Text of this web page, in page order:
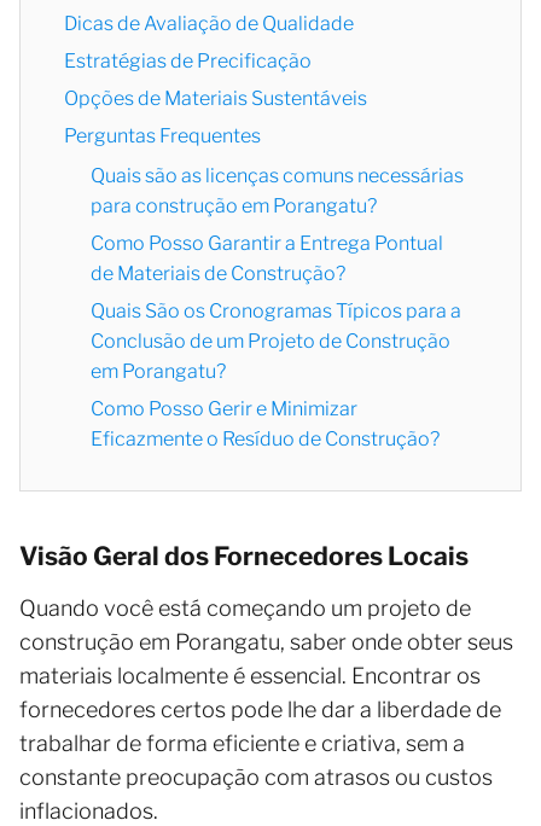
Dicas de Avaliação de Qualidade
Estratégias de Precificação
Opções de Materiais Sustentáveis
Perguntas Frequentes
Quais são as licenças comuns necessárias
para construção em Porangatu?
Como Posso Garantir a Entrega Pontual
de Materiais de Construção?
Quais São os Cronogramas Típicos para a
Conclusão de um Projeto de Construção
em Porangatu?
Como Posso Gerir e Minimizar
Eficazmente o Resíduo de Construção?
Visão Geral dos Fornecedores Locais
Quando você está começando um projeto de
construção em Porangatu, saber onde obter seus
materiais localmente é essencial. Encontrar os
fornecedores certos pode lhe dar a liberdade de
trabalhar de forma eficiente e criativa, sem a
constante preocupação com atrasos ou custos
inflacionados.